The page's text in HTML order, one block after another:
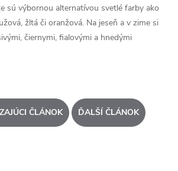
sú výbornou alternatívou svetlé farby ako
žltá či oranžová. Na jeseň a v zime si
čiernymi, fialovými a hnedými
ČLÁNOK ĎALŠÍ ČLÁNOK